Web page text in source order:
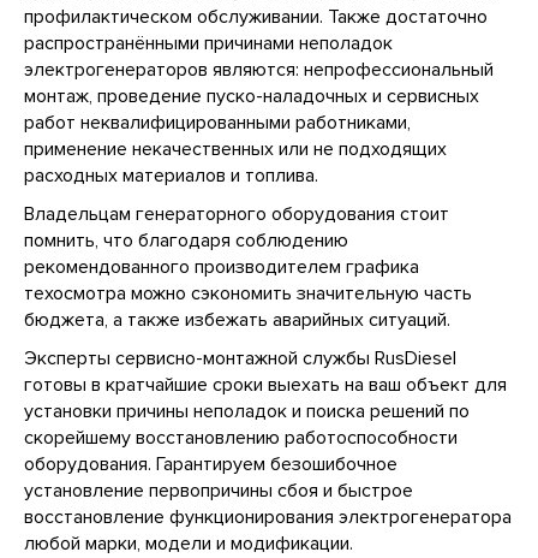
Клиентам
профилактическом обслуживании. Также достаточно
распространёнными причинами неполадок
электрогенераторов являются: непрофессиональный
монтаж, проведение пуско-наладочных и сервисных
работ неквалифицированными работниками,
применение некачественных или не подходящих
расходных материалов и топлива.
Владельцам генераторного оборудования стоит
помнить, что благодаря соблюдению
рекомендованного производителем графика
техосмотра можно сэкономить значительную часть
бюджета, а также избежать аварийных ситуаций.
Эксперты сервисно-монтажной службы RusDiesel
готовы в кратчайшие сроки выехать на ваш объект для
установки причины неполадок и поиска решений по
скорейшему восстановлению работоспособности
оборудования. Гарантируем безошибочное
установление первопричины сбоя и быстрое
восстановление функционирования электрогенератора
любой марки, модели и модификации.